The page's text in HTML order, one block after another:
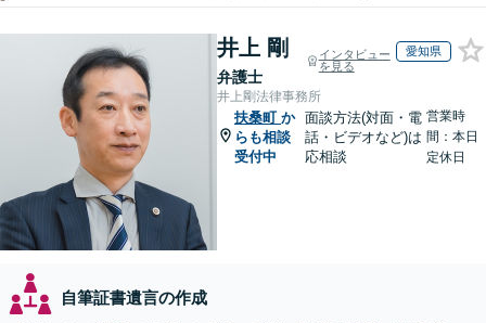
井上 剛
弁護士
インタビュー
を見る
愛知県
井上剛法律事務所
扶桑町 か
らも相談
受付中
面談方法(対面・電
話・ビデオなど)は
応相談
営業時
間：本日
定休日
自筆証書遺言の作成